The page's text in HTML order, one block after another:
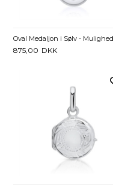
875,00 DKK